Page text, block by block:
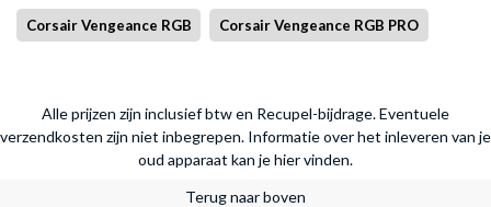
Corsair Vengeance RGB Corsair Vengeance RGB PRO
Alle prijzen zijn inclusief btw en Recupel-bijdrage. Eventuele
verzendkosten zijn niet inbegrepen. Informatie over het inleveren van je
oud apparaat kan je hier vinden.
Terug naar boven